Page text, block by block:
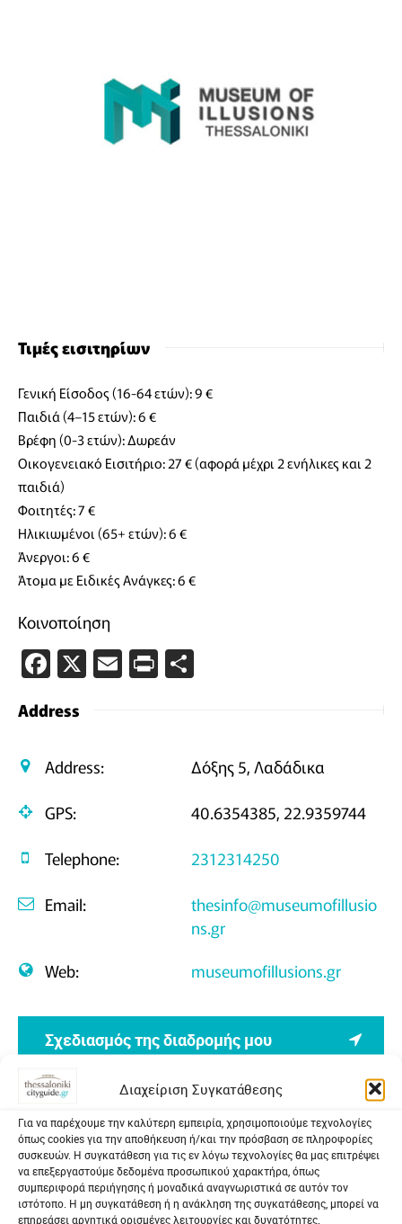
Διαχείριση Συγκατάθεσης
Για να παρέχουμε την καλύτερη εμπειρία, χρησιμοποιούμε τεχνολογίες
όπως cookies για την αποθήκευση ή/και την πρόσβαση σε πληροφορίες
συσκευών. Η συγκατάθεση για τις εν λόγω τεχνολογίες θα μας επιτρέψει
να επεξεργαστούμε δεδομένα προσωπικού χαρακτήρα, όπως
συμπεριφορά περιήγησης ή μοναδικά αναγνωριστικά σε αυτόν τον
ιστότοπο. Η μη συγκατάθεση ή η ανάκληση της συγκατάθεσης, μπορεί να
επηρεάσει αρνητικά ορισμένες λειτουργίες και δυνατότητες.
Τιμές εισιτηρίων
Γενική Είσοδος (16-64 ετών): 9 €
Παιδιά (4–15 ετών): 6 €
Βρέφη (0-3 ετών): Δωρεάν
Οικογενειακό Εισιτήριο: 27 € (αφορά μέχρι 2 ενήλικες και 2
παιδιά)
Φοιτητές: 7 €
Ηλικιωμένοι (65+ ετών): 6 €
Άνεργοι: 6 €
Άτομα με Ειδικές Ανάγκες: 6 €
Κοινοποίηση
Facebook
X EmailPrintFriendly
Address
Address:
Δόξης 5, Λαδάδικα
GPS:
40.6354385, 22.9359744
Telephone:
2312314250
Email:
thesinfo@museumofillusio
ns.gr
Web:
museumofillusions.gr
Σχεδιασμός της διαδρομής μου
Opening Hours
Monday
12:00 – 21:00 (Τελευταία
είσοδος 20:00)
Tuesday
12:00 – 21:00 (Τελευταία